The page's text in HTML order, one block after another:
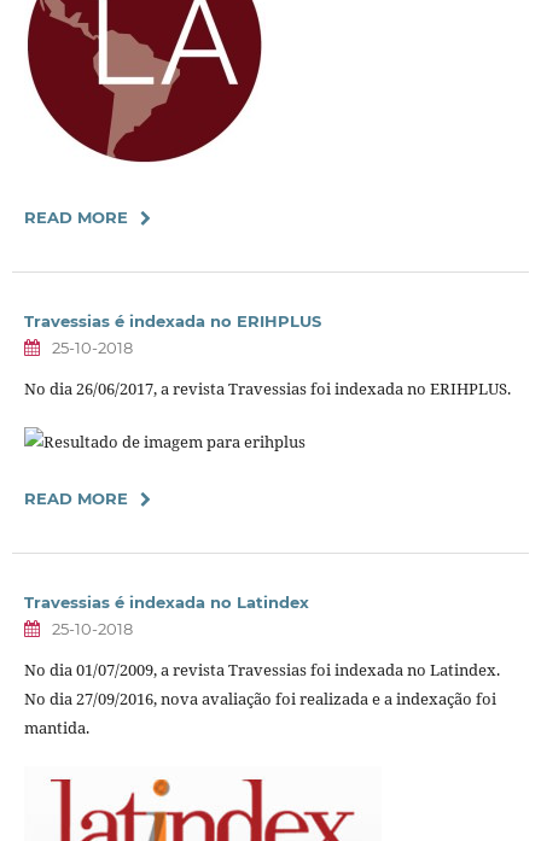
READ MORE
Travessias é indexada no ERIHPLUS
25-10-2018
No dia 26/06/2017, a revista Travessias foi indexada no ERIHPLUS.
READ MORE
Travessias é indexada no Latindex
25-10-2018
No dia 01/07/2009, a revista Travessias foi indexada no Latindex.
No dia 27/09/2016, nova avaliação foi realizada e a indexação foi
mantida.